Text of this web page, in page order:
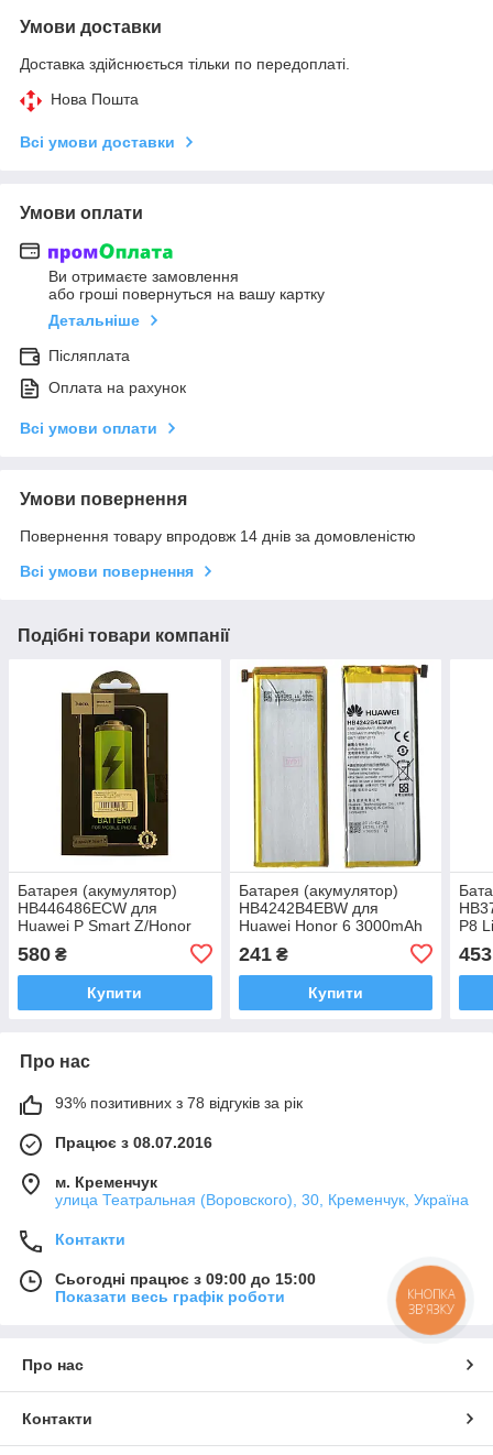
Умови доставки
Доставка здійснюється тільки по передоплаті.
Нова Пошта
Всі умови доставки
Умови оплати
Ви отримаєте замовлення
або гроші повернуться на вашу картку
Детальніше
Післяплата
Оплата на рахунок
Всі умови оплати
Умови повернення
Повернення товару впродовж 14 днів за домовленістю
Всі умови повернення
Подібні товари компанії
Батарея (акумулятор)
HB446486ECW для
Huawei P Smart Z/Honor
580 ₴
Купити
Батарея (акумулятор)
HB4242B4EBW для
Huawei Honor 6 3000mAh
241₴
Купити
P8
453
Про нас
93% позитивних з 78 відгуків за рік
Працює з 08.07.2016
м. Кременчук
улица Театральная (Воровского), 30, Кременчук, Україна
Контакти
Сьогодні працює з 09:00 до 15:00
Показати весь графік роботи
Про нас
Контакти
КНОПКА
ЗВ'ЯЗКУ